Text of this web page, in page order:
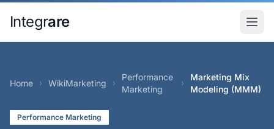
Integrare
Home WikiMarketing
Performance
Marketing
Marketing Mix
Modeling (MMM)
Performance Marketing